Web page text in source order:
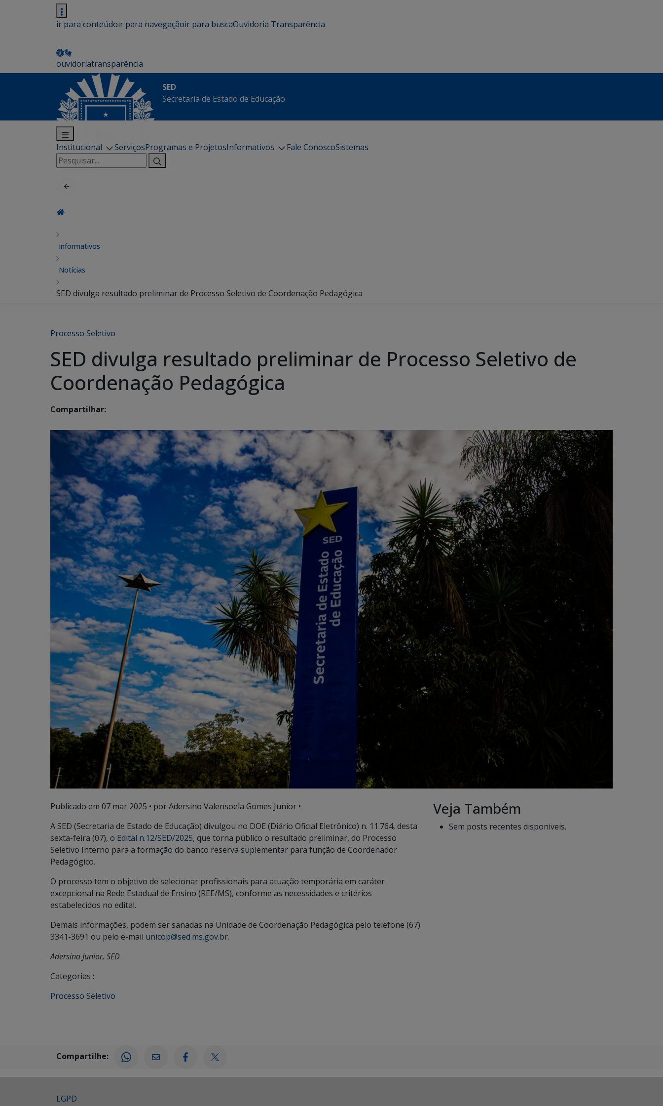
ir para conteúdoir para navegaçãoir para buscaOuvidoria Transparência
ouvidoriatransparência
SED
Secretaria de Estado de Educação
Institucional ServiçosProgramas e ProjetosInformativos Fale ConoscoSistemas
Pesquisar
por:
Informativos
Notícias
SED divulga resultado preliminar de Processo Seletivo de Coordenação Pedagógica
Processo Seletivo
SED divulga resultado preliminar de Processo Seletivo de
Coordenação Pedagógica
Compartilhar:
Publicado em 07 mar 2025 • por Adersino Valensoela Gomes Junior •
A SED (Secretaria de Estado de Educação) divulgou no DOE (Diário Oficial Eletrônico) n. 11.764, desta
sexta-feira (07), o Edital n.12/SED/2025, que torna público o resultado preliminar, do Processo
Seletivo Interno para a formação do banco reserva suplementar para função de Coordenador
Pedagógico.
O processo tem o objetivo de selecionar profissionais para atuação temporária em caráter
excepcional na Rede Estadual de Ensino (REE/MS), conforme as necessidades e critérios
estabelecidos no edital.
Demais informações, podem ser sanadas na Unidade de Coordenação Pedagógica pelo telefone (67)
3341-3691 ou pelo e-mail unicop@sed.ms.gov.br.
Adersino Junior, SED
Categorias :
Processo Seletivo
Veja Também
Sem posts recentes disponíveis.
Compartilhe:
LGPD